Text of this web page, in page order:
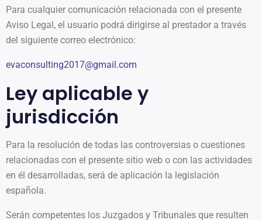
Para cualquier comunicación relacionada con el presente
Aviso Legal, el usuario podrá dirigirse al prestador a través
del siguiente correo electrónico:
evaconsulting2017@gmail.com
Ley aplicable y
jurisdicción
Para la resolución de todas las controversias o cuestiones
relacionadas con el presente sitio web o con las actividades
en él desarrolladas, será de aplicación la legislación
española.
Serán competentes los Juzgados y Tribunales que resulten